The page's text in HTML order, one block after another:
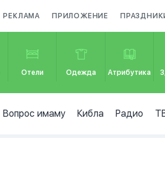
РЕКЛАМА ПРИЛОЖЕНИЕ
Отели Одежда Атрибутика
Вопрос имаму Кибла Радио